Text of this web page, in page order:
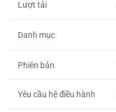
Lượt tải
Danh mục
Phiên bản
Yêu cầu hệ điều hành